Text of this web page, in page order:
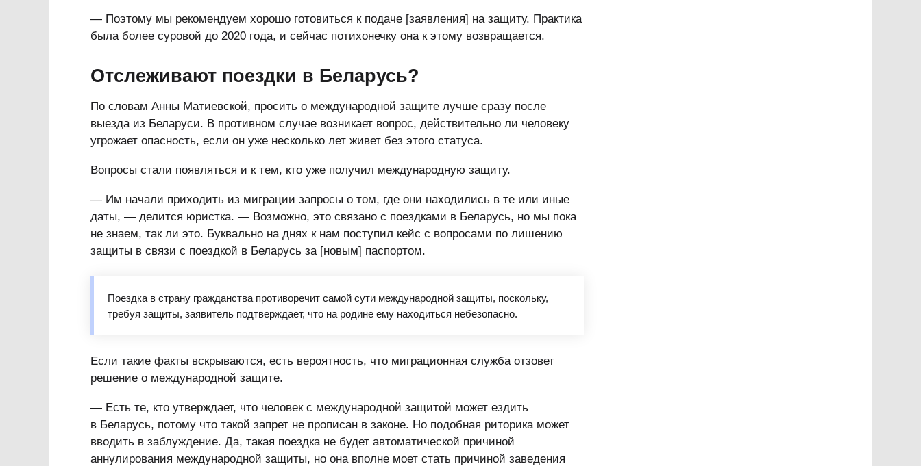
— Поэтому мы рекомендуем хорошо готовиться к подаче [заявления] на защиту. Практика
была более суровой до 2020 года, и сейчас потихонечку она к этому возвращается.
Отслеживают поездки в Беларусь?
По словам Анны Матиевской, просить о международной защите лучше сразу после
выезда из Беларуси. В противном случае возникает вопрос, действительно ли человеку
угрожает опасность, если он уже несколько лет живет без этого статуса.
Вопросы стали появляться и к тем, кто уже получил международную защиту.
— Им начали приходить из миграции запросы о том, где они находились в те или иные
даты, — делится юристка. — Возможно, это связано с поездками в Беларусь, но мы пока
не знаем, так ли это. Буквально на днях к нам поступил кейс с вопросами по лишению
защиты в связи с поездкой в Беларусь за [новым] паспортом.
Поездка в страну гражданства противоречит самой сути международной защиты, поскольку,
требуя защиты, заявитель подтверждает, что на родине ему находиться небезопасно.
Если такие факты вскрываются, есть вероятность, что миграционная служба отзовет
решение о международной защите.
— Есть те, кто утверждает, что человек с международной защитой может ездить
в Беларусь, потому что такой запрет не прописан в законе. Но подобная риторика может
вводить в заблуждение. Да, такая поездка не будет автоматической причиной
аннулирования международной защиты, но она вполне моет стать причиной заведения